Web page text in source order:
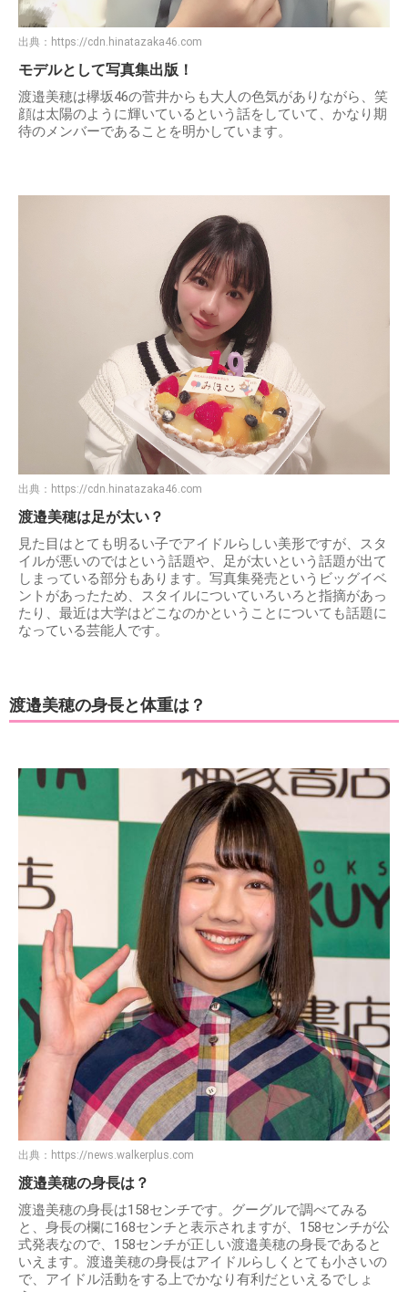
出典： https://cdn.hinatazaka46.com
モデルとして写真集出版！
渡邉美穂は欅坂46の菅井からも大人の色気がありながら、笑
顔は太陽のように輝いているという話をしていて、かなり期
待のメンバーであることを明かしています。
出典： https://cdn.hinatazaka46.com
渡邉美穂は足が太い？
見た目はとても明るい子でアイドルらしい美形ですが、スタ
イルが悪いのではという話題や、足が太いという話題が出て
しまっている部分もあります。写真集発売というビッグイベ
ントがあったため、スタイルについていろいろと指摘があっ
たり、最近は大学はどこなのかということについても話題に
なっている芸能人です。
渡邉美穂の身長と体重は？
出典： https://news.walkerplus.com
渡邉美穂の身長は？
渡邉美穂の身長は158センチです。グーグルで調べてみる
と、身長の欄に168センチと表示されますが、158センチが公
式発表なので、158センチが正しい渡邉美穂の身長であると
いえます。渡邉美穂の身長はアイドルらしくとても小さいの
で、アイドル活動をする上でかなり有利だといえるでしょ